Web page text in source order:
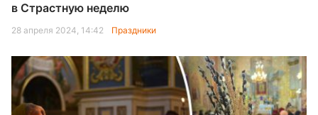
в Страстную неделю
28 апреля 2024, 14:42 Праздники